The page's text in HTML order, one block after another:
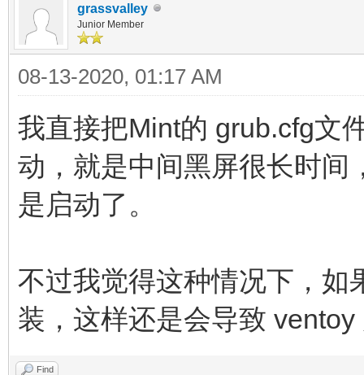
grassvalley
Junior Member
08-13-2020, 01:17 AM
我直接把Mint的 grub.cfg文
动，就是中间黑屏很长时间
是启动了。
不过我觉得这种情况下，如
装，这样还是会导致
Find